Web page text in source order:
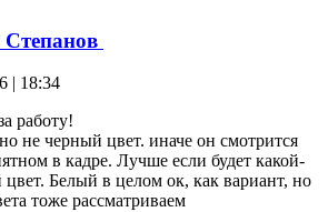
| 18:34
работу!
не черный цвет. иначе он смотрится
в кадре. Лучше если будет какой-
цвет. Белый в целом ок, как вариант, но
тоже рассматриваем